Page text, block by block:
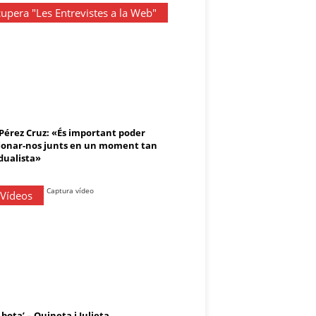
"Les Entrevistes a la Web"
Cruz: «És important poder
nos junts en un moment tan